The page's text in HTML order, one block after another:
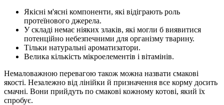
Якісні м'ясні компоненти, які відіграють роль
протеїнового джерела.
У складі немає ніяких злаків, які могли б виявитися
потенційно небезпечними для організму тварину.
Тільки натуральні ароматизатори.
Велика кількість мікроелементів і вітамінів.
Немаловажною перевагою також можна назвати смакові
якості. Незалежно від лінійки й призначення все корму досить
смачні. Вони прийдуть по смакові кожному котові, який їх
спробує.